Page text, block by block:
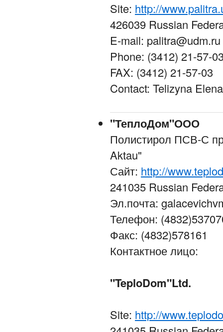
Site: http://
426039 Russian
E-mail: palitra@udm.ru
Phone: (3412) 21-57-
FAX: (3412) 21-57-03
Contact: Telizyna
"ТеплоДом"ООО
Полистирол ПСВ-С
Aktau"
Сайт: http://
241035 Russian
Эл.почта:
Телефон:
Факс: (4832)578161
Контактное лицо:
"TeploDom"Ltd.
Site: http://